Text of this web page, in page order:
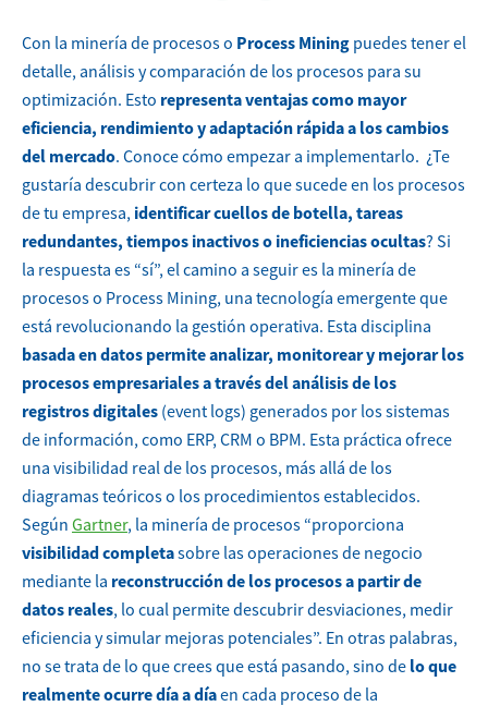
Con la minería de procesos o Process Mining puedes tener el
detalle, análisis y comparación de los procesos para su
optimización. Esto representa ventajas como mayor
eficiencia, rendimiento y adaptación rápida a los cambios
del mercado. Conoce cómo empezar a implementarlo. ¿Te
gustaría descubrir con certeza lo que sucede en los procesos
de tu empresa, identificar cuellos de botella, tareas
redundantes, tiempos inactivos o ineficiencias ocultas? Si
la respuesta es “sí”, el camino a seguir es la minería de
procesos o Process Mining, una tecnología emergente que
está revolucionando la gestión operativa. Esta disciplina
basada en datos permite analizar, monitorear y mejorar los
procesos empresarialesa través del análisis de los
registros digitales (event logs) generados por los sistemas
de información, como ERP, CRM o BPM. Esta práctica ofrece
una visibilidad real de los procesos, más allá de los
diagramas teóricos o los procedimientos establecidos.
Según Gartner, la minería de procesos “proporciona
visibilidad completasobre las operaciones de negocio
mediante la reconstrucción de los procesos a partir de
datos reales, lo cual permite descubrir desviaciones, medir
eficiencia y simular mejoras potenciales”. En otras palabras,
no se trata de lo que crees que está pasando, sino de lo que
realmente ocurre día a díaen cada proceso de la